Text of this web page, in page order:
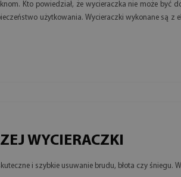
Kto powiedział, że wycieraczka nie może być
użytkowania. Wycieraczki wykonane są z
WYCIERACZKI
i szybkie usuwanie brudu, błota czy śniegu.